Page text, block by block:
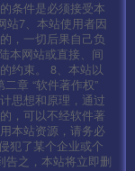
条件是必须接受本
站7、本站使用者因
，一切后果自己负
本网站或直接、间
约束。 8、本站以
章 “软件著作权”
思想和原理，通过
，可以不经软件著
本站资源，请务必
犯了某个企业或个
告之，本站将立即删